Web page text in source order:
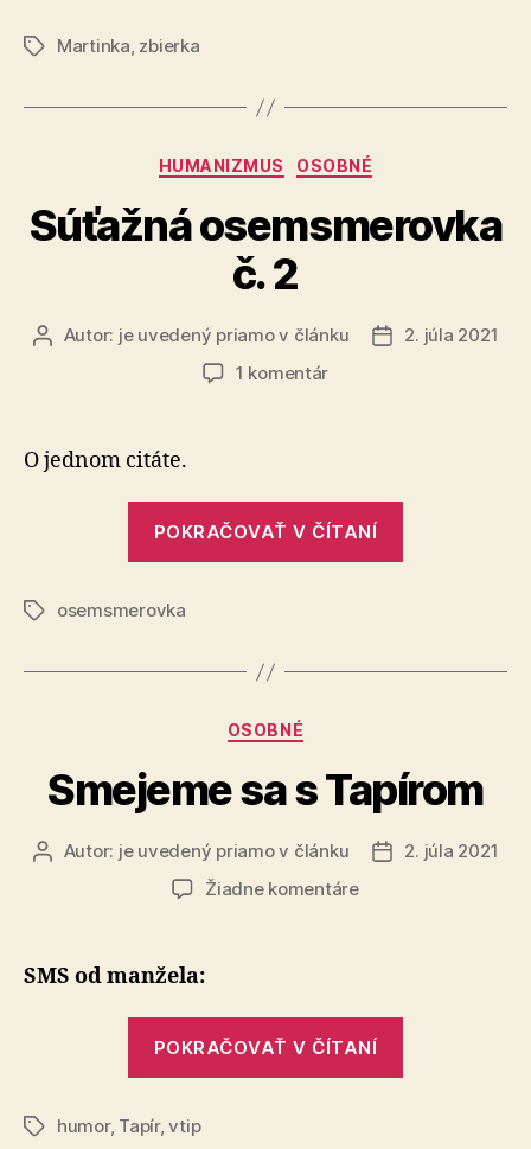
liečbu“
ZnačkyMartinka, zbierka
Kategórie
HUMANIZMUS OSOBNÉ
Súťažná osemsmerovka
č. 2
AutorAutor: je uvedený priamo v článku
Dátum
2. júla 2021
1 komentárna
O jednom citáte.
POKRAČOVAŤ V ČÍTANÍ
Značkyosemsmerovka
Kategórie
OSOBNÉ
Smejeme sa s Tapírom
AutorAutor: je uvedený priamo v článku
Dátum
2. júla 2021
Žiadne komentárena
SMS od manžela:
POKRAČOVAŤ V ČÍTANÍ
Značkyhumor, Tapír,vtip